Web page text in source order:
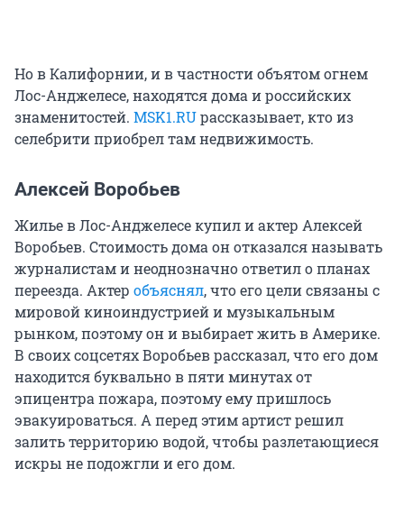
Но в Калифорнии, и в частности объятом огнем
Лос-Анджелесе, находятся дома и российских
знаменитостей. MSK1.RUрассказывает, кто из
селебрити приобрел там недвижимость.
Алексей Воробьев
Жилье в Лос-Анджелесе купил и актер Алексей
Воробьев. Стоимость дома он отказался называть
журналистам и неоднозначно ответил о планах
переезда. Актер объяснял, что его цели связаны с
мировой киноиндустрией и музыкальным
рынком, поэтому он и выбирает жить в Америке.
В своих соцсетях Воробьев рассказал, что его дом
находится буквально в пяти минутах от
эпицентра пожара, поэтому ему пришлось
эвакуироваться. А перед этим артист решил
залить территорию водой, чтобы разлетающиеся
искры не подожгли и его дом.